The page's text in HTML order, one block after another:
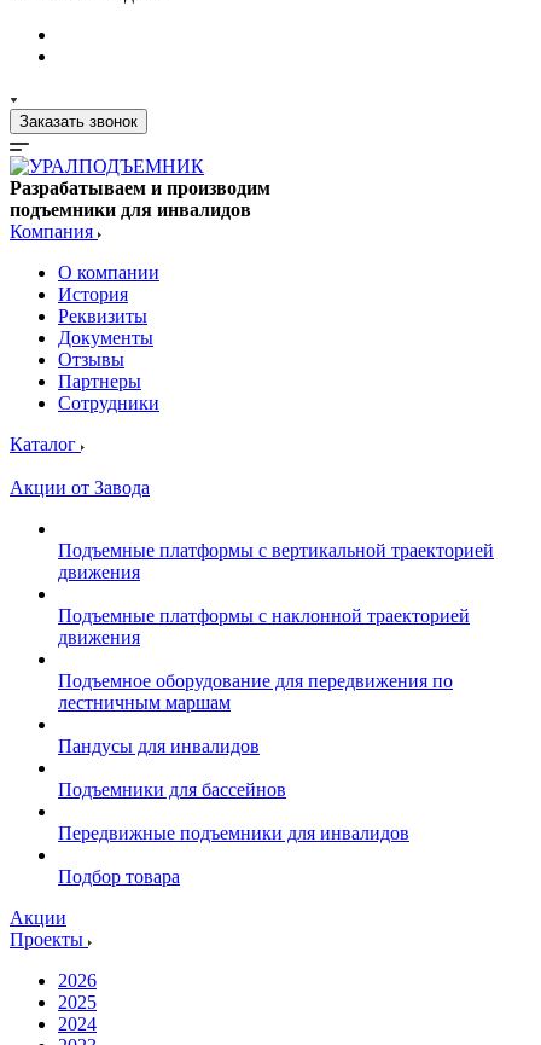
Заказать звонок
Разрабатываем и производим
подъемники для инвалидов
Компания
О компании
История
Реквизиты
Документы
Отзывы
Партнеры
Сотрудники
Каталог
Акции от Завода
Подъемные платформы с вертикальной траекторией
движения
Подъемные платформы с наклонной траекторией
движения
Подъемное оборудование для передвижения по
лестничным маршам
Пандусы для инвалидов
Подъемники для бассейнов
Передвижные подъемники для инвалидов
Подбор товара
Акции
Проекты
2026
2025
2024